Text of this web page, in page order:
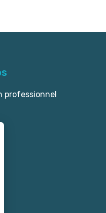
professionnel